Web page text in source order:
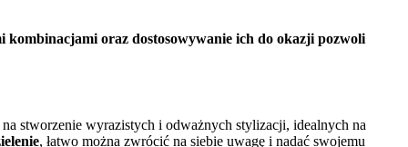
kombinacjami oraz dostosowywanie ich do okazji pozwoli
stworzenie wyrazistych i odważnych stylizacji, idealnych na
, łatwo można zwrócić na siebie uwagę i nadać swojemu